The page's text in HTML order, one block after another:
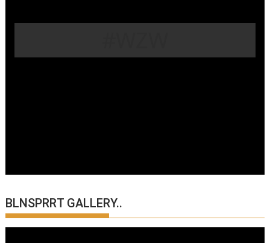
BLNSPRRT GALLERY..